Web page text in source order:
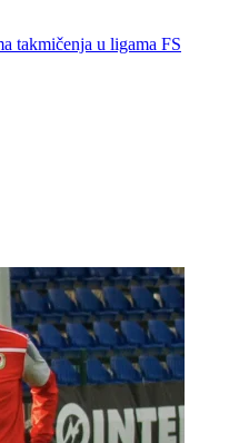
takmičenja u ligama FS